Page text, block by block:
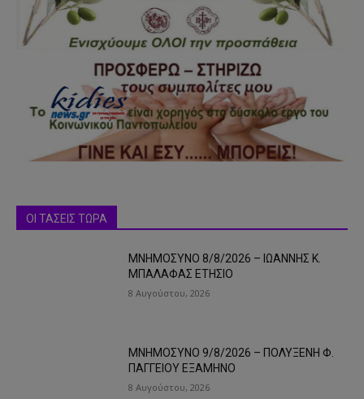
ΟΙ ΤΑΣΕΙΣ ΤΩΡΑ
ΜΝΗΜΟΣΥΝΟ 8/8/2026 – ΙΩΑΝΝΗΣ Κ.
ΜΠΑΛΑΦΑΣ ΕΤΗΣΙΟ
8 Αυγούστου, 2026
ΜΝΗΜΟΣΥΝΟ 9/8/2026 – ΠΟΛΥΞΕΝΗ Φ.
ΠΑΓΓΕΙΟΥ ΕΞΑΜΗΝΟ
8 Αυγούστου, 2026